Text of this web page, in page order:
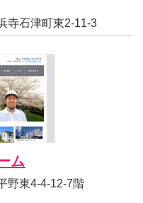
寺石津町東2-11-3
ム
野東4-4-12-7階